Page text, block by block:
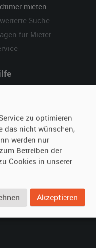
mieten
Suche
für Mieter
zu optimieren
das nicht wünschen,
werden nur
Betreiben der
Cookies in unserer
Akzeptieren